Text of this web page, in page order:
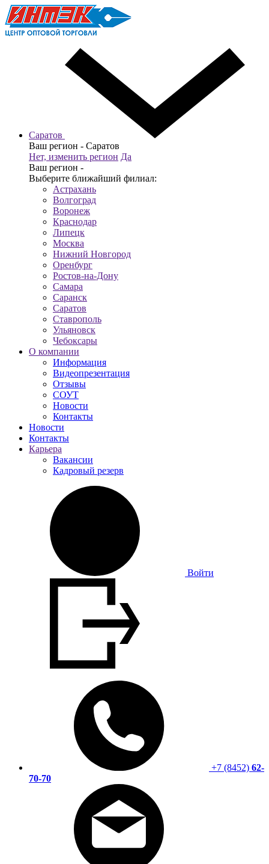
Саратов
Ваш регион - Саратов
Нет, изменить регион Да
Ваш регион -
Выберите ближайший филиал:
Астрахань
Волгоград
Воронеж
Краснодар
Липецк
Москва
Нижний Новгород
Оренбург
Ростов-на-Дону
Самара
Саранск
Саратов
Ставрополь
Ульяновск
Чебоксары
О компании
Информация
Видеопрезентация
Отзывы
СОУТ
Новости
Контакты
Новости
Контакты
Карьера
Вакансии
Кадровый резерв
Войти
+7 (8452) 62-
70-70